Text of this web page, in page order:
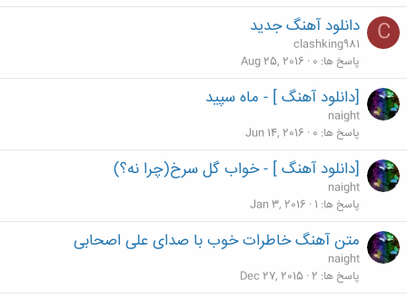
C دانلود آهنگ جدید
clashking981
پاسخ ها 0
Aug 25, 2016
[دانلود آهنگ ] - ماه سپید
naight
پاسخ ها 0
Jun 14, 2016
[دانلود آهنگ ] - خواب گل سرخ(چرا نه؟)
naight
پاسخ ها 1
Jan 3, 2016
متن آهنگ خاطرات خوب با صدای علی اصحابی
naight
پاسخ ها 2
Dec 27, 2015